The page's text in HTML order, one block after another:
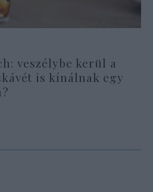
veszélybe kerül a
is kínálnak egy